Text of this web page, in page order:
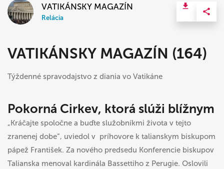
VATIKÁNSKY MAGAZÍN
Relácia
VATIKÁNSKY MAGAZÍN (164)
Týždenné spravodajstvo z diania vo Vatikáne
Pokorná Cirkev, ktorá slúži blížnym
„Kráčajte spoločne a buďte služobníkmi života v tejto
zranenej dobe“, uviedol v príhovore k talianskym biskupom
pápež František. Za nového predsedu Konferencie biskupov
Talianska menoval kardinála Bassettiho z Perugie. Oslovili